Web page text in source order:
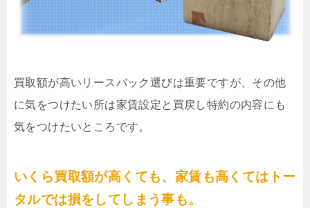
買取額が高いリースバック選びは重要ですが、その他
に気をつけたい所は家賃設定と買戻し特約の内容にも
気をつけたいところです。
いくら買取額が高くても、家賃も高くてはトー
タルでは損をしてしまう事も。